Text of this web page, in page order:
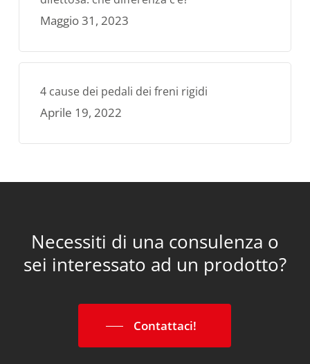
Maggio 31, 2023
4 cause dei pedali dei freni rigidi
Aprile 19, 2022
Necessiti di una consulenza o
sei interessato ad un prodotto?
Contattaci!